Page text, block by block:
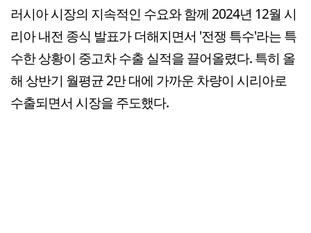
러시아 시장의 지속적인 수요와 함께 2024년 12월 시
리아 내전 종식 발표가 더해지면서 '전쟁 특수'라는 특
수한 상황이 중고차 수출 실적을 끌어올렸다. 특히 올
해 상반기 월평균 2만 대에 가까운 차량이 시리아로
수출되면서 시장을 주도했다.